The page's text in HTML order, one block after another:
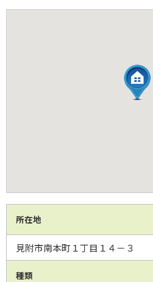
所在地
見附市南本町１丁目１４－３
種類